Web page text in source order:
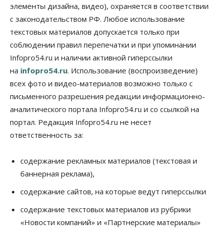
Общество Право&Порядок
Кафе японской кухни в Новосибирске закрыли на
45 дней
10 Августа 2026, 14:45
Недвижимость
Новосибирску нужны яркие объекты и
градообразующие общественные здания
10 Августа 2026, 14:30
Общество
Предложения по строительству частных
бомбоубежищ появились на российском рынке
10 Августа 2026, 14:00
Бизнес Общество
В Новосибирске сформировалось
профессиональное сообщество стендап-комиков
Недвижимость
Антон Рехтин: Вместе строим будущее
10 Августа 2026, 13:15
элементы дизайна, видео), охраняется в соответствии
с законодательством РФ. Любое использование
текстовых материалов допускается только при
соблюдении правил перепечатки и при упоминании
Infopro54.ru и наличии активной гиперссылки
на infopro54.ru. Использование (воспроизведение)
всех фото и видео-материалов возможно только с
письменного разрешения редакции информационно-
аналитического портала Infopro54.ru и со ссылкой на
портал. Редакция Infopro54.ru не несет
ответственность за:
содержание рекламных материалов (текстовая и
баннерная реклама),
содержание сайтов, на которые ведут гиперссылки
содержание текстовых материалов из рубрики
«Новости компаний» и «Партнерские материалы»